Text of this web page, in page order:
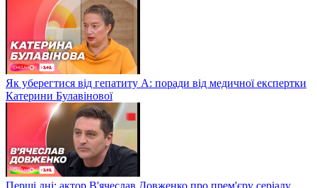
Як уберегтися від гепатиту А: поради від медичної експертки
Катерини Булавінової
Перші дні: актор В'ячеслав Довженко про прем'єру серіалу